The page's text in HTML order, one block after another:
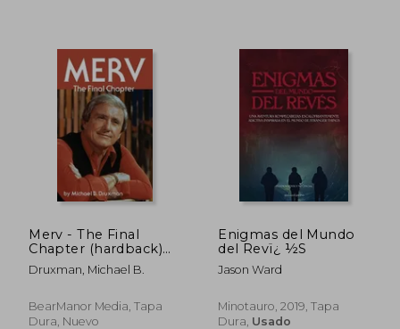
40% 40%
Merv - The Final
Chapter (hardback)
(en Inglés)
Druxman, Michael B.
BearManor Media, Tapa
Dura, Nuevo
Enigmas del Mundo
del Revï¿ ½S
Jason Ward
Minotauro, 2019, Tapa
Dura, Usado